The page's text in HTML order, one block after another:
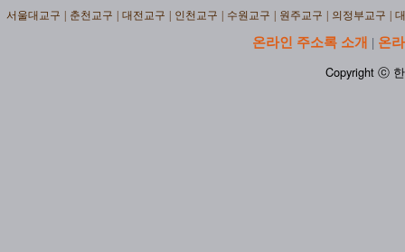
서울대교구 춘천교구 대전교구 인천교구 수원교구 원주교구 의정부교구
온라인 주소록 소개 | 온
Copyright ⓒ